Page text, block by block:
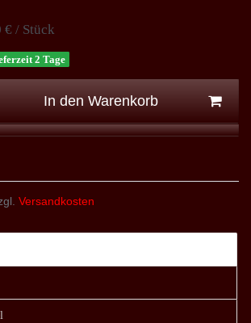
€ / Stück
2 Tage
In den Warenkorb
Versandkosten